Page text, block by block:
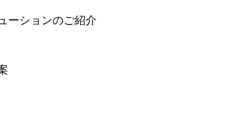
ーションのご紹介